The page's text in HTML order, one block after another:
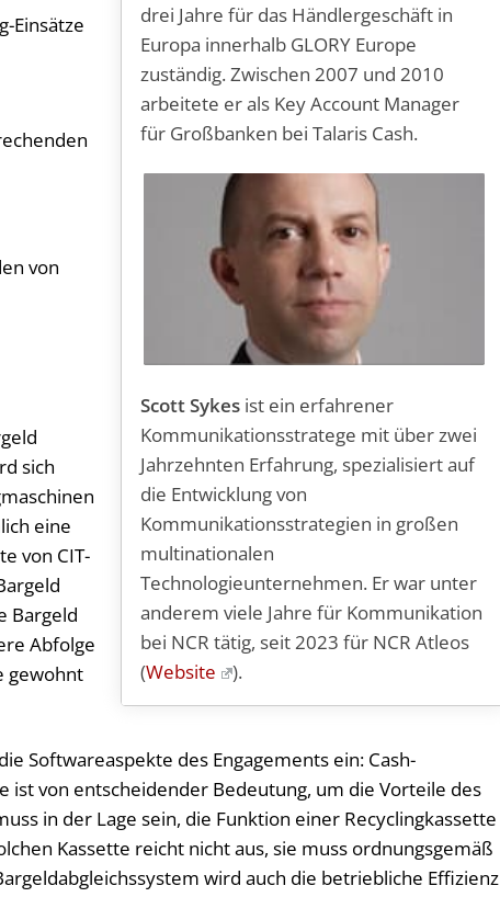
drei Jahre für das Händlergeschäft in
Europa innerhalb GLORY Europe
zuständig. Zwischen 2007 und 2010
arbeitete er als Key Account Manager
für Großbanken bei Talaris Cash.
Scott Sykes ist ein erfahrener
Kommunikationsstratege mit über zwei
Jahrzehnten Erfahrung, spezialisiert auf
die Entwicklung von
Kommunikationsstrategien in großen
multinationalen
Technologieunternehmen. Er war unter
anderem viele Jahre für Kommunikation
bei NCR tätig, seit 2023 für NCR Atleos
(Website ).
Einsätze
von
sich
eine
von CIT-
Bargeld
Abfolge
gewohnt
Softwareaspekte des Engagements ein: Cash-
von entscheidender Bedeutung, um die Vorteile des
in der Lage sein, die Funktion einer Recyclingkassette
Kassette reicht nicht aus, sie muss ordnungsgemäß
wird auch die betriebliche Effizienz